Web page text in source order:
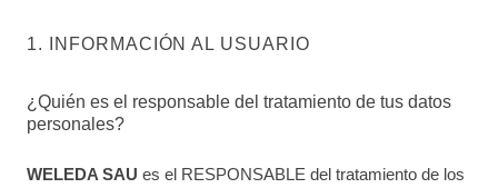
1. INFORMACIÓN AL USUARIO
¿Quién es el responsable del tratamiento de tus datos
personales?
WELEDA SAU es el RESPONSABLE del tratamiento de los